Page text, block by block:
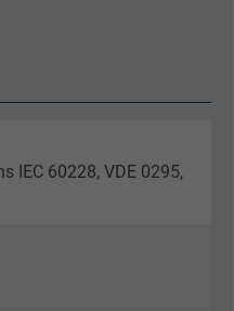
IEC 60228, VDE 0295,